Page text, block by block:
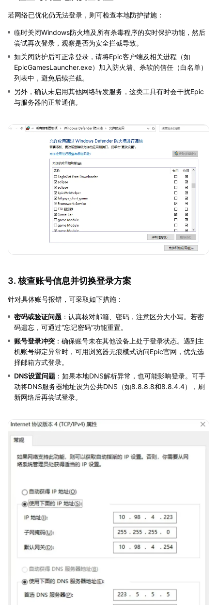
若网络已优化仍无法登录，则可检查本地防护措施：
临时关闭Windows防火墙及所有杀毒程序的实时保护功能，然后
尝试再次登录，观察是否为安全拦截导致。
如关闭防护后可正常登录，请将Epic客户端及相关进程（如
EpicGamesLauncher.exe）加入防火墙、杀软的信任（白名单）
列表中，避免后续拦截。
另外，确认未启用其他网络转发服务，这类工具有时会干扰Epic
与服务器的正常通信。
3. 核查账号信息并切换登录方案
针对具体账号报错，可采取如下措施：
密码或验证问题 ：认真核对邮箱、密码，注意区分大小写。若密
码遗忘，可通过“忘记密码”功能重置。
账号登录冲突 ：确保账号未在其他设备上处于登录状态。遇到主
机账号绑定异常时，可用浏览器无痕模式访问Epic官网，优先选
择邮箱方式登录。
DNS设置问题 ：如果本地DNS解析异常，也可能影响登录。可手
动将DNS服务器地址设为公共DNS（如8.8.8.8和8.8.4.4），刷
新网络后再尝试登录。